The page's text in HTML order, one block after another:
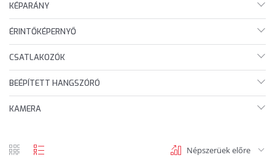
KÉPARÁNY
ÉRINTŐKÉPERNYŐ
CSATLAKOZÓK
BEÉPÍTETT HANGSZÓRÓ
KAMERA
Népszerüek előre